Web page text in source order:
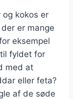
kokos er
er mange
eksempel
fyldet for
med at
eller feta?
af de søde